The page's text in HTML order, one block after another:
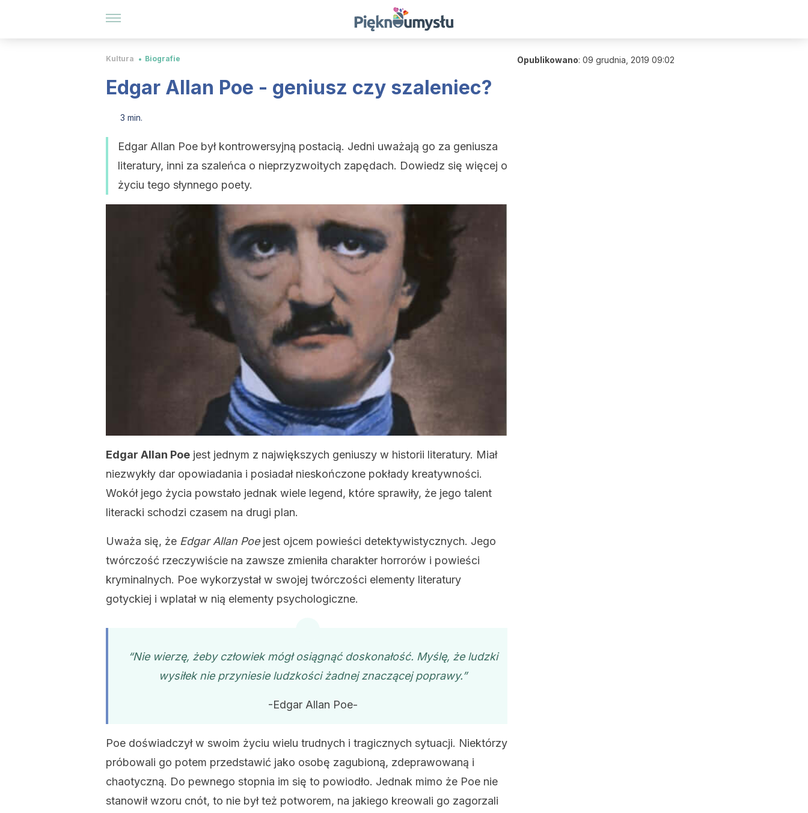
Kultura Biografie
Edgar Allan Poe - geniusz czy szaleniec?
3 min.
Edgar Allan Poe był kontrowersyjną postacią. Jedni uważają go za geniusza
literatury, inni za szaleńca o nieprzyzwoitych zapędach. Dowiedz się więcej o
życiu tego słynnego poety.
Edgar Allan Poe jest jednym z największych geniuszy w historii literatury. Miał
niezwykły dar opowiadania i posiadał nieskończone pokłady kreatywności.
Wokół jego życia powstało jednak wiele legend, które sprawiły, że jego talent
literacki schodzi czasem na drugi plan.
Uważa się, że Edgar Allan Poejest ojcem powieści detektywistycznych. Jego
twórczość rzeczywiście na zawsze zmieniła charakter horrorów i powieści
kryminalnych. Poe wykorzystał w swojej twórczości elementy literatury
gotyckiej i wplatał w nią elementy psychologiczne.
“Nie wierzę, żeby człowiek mógł osiągnąć doskonałość. Myślę, że ludzki
wysiłek nie przyniesie ludzkości żadnej znaczącej poprawy.”
-Edgar Allan Poe-
Poe doświadczył w swoim życiu wielu trudnych i tragicznych sytuacji. Niektórzy
próbowali go potem przedstawić jako osobę zagubioną, zdeprawowaną i
chaotyczną. Do pewnego stopnia im się to powiodło. Jednak mimo że Poe nie
stanowił wzoru cnót, to nie był też potworem, na jakiego kreowali go zagorzali
Opublikowano: 09 grudnia, 2019 09:02